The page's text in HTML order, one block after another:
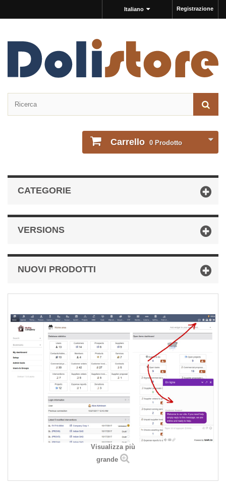
Registrazione
Italiano
Carrello 0 Prodotto
CATEGORIE
VERSIONS
NUOVI PRODOTTI
Visualizza più
grande